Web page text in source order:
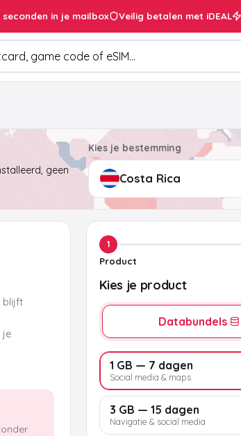
seconden in je mailbox Veilig betalen met iDEAL
geen
Kies je bestemming
blijft
je
1
Product
Kies je product
Databundels
1 GB — 7 dagen
Social media & maps
3 GB — 15 dagen
Navigatie & social media